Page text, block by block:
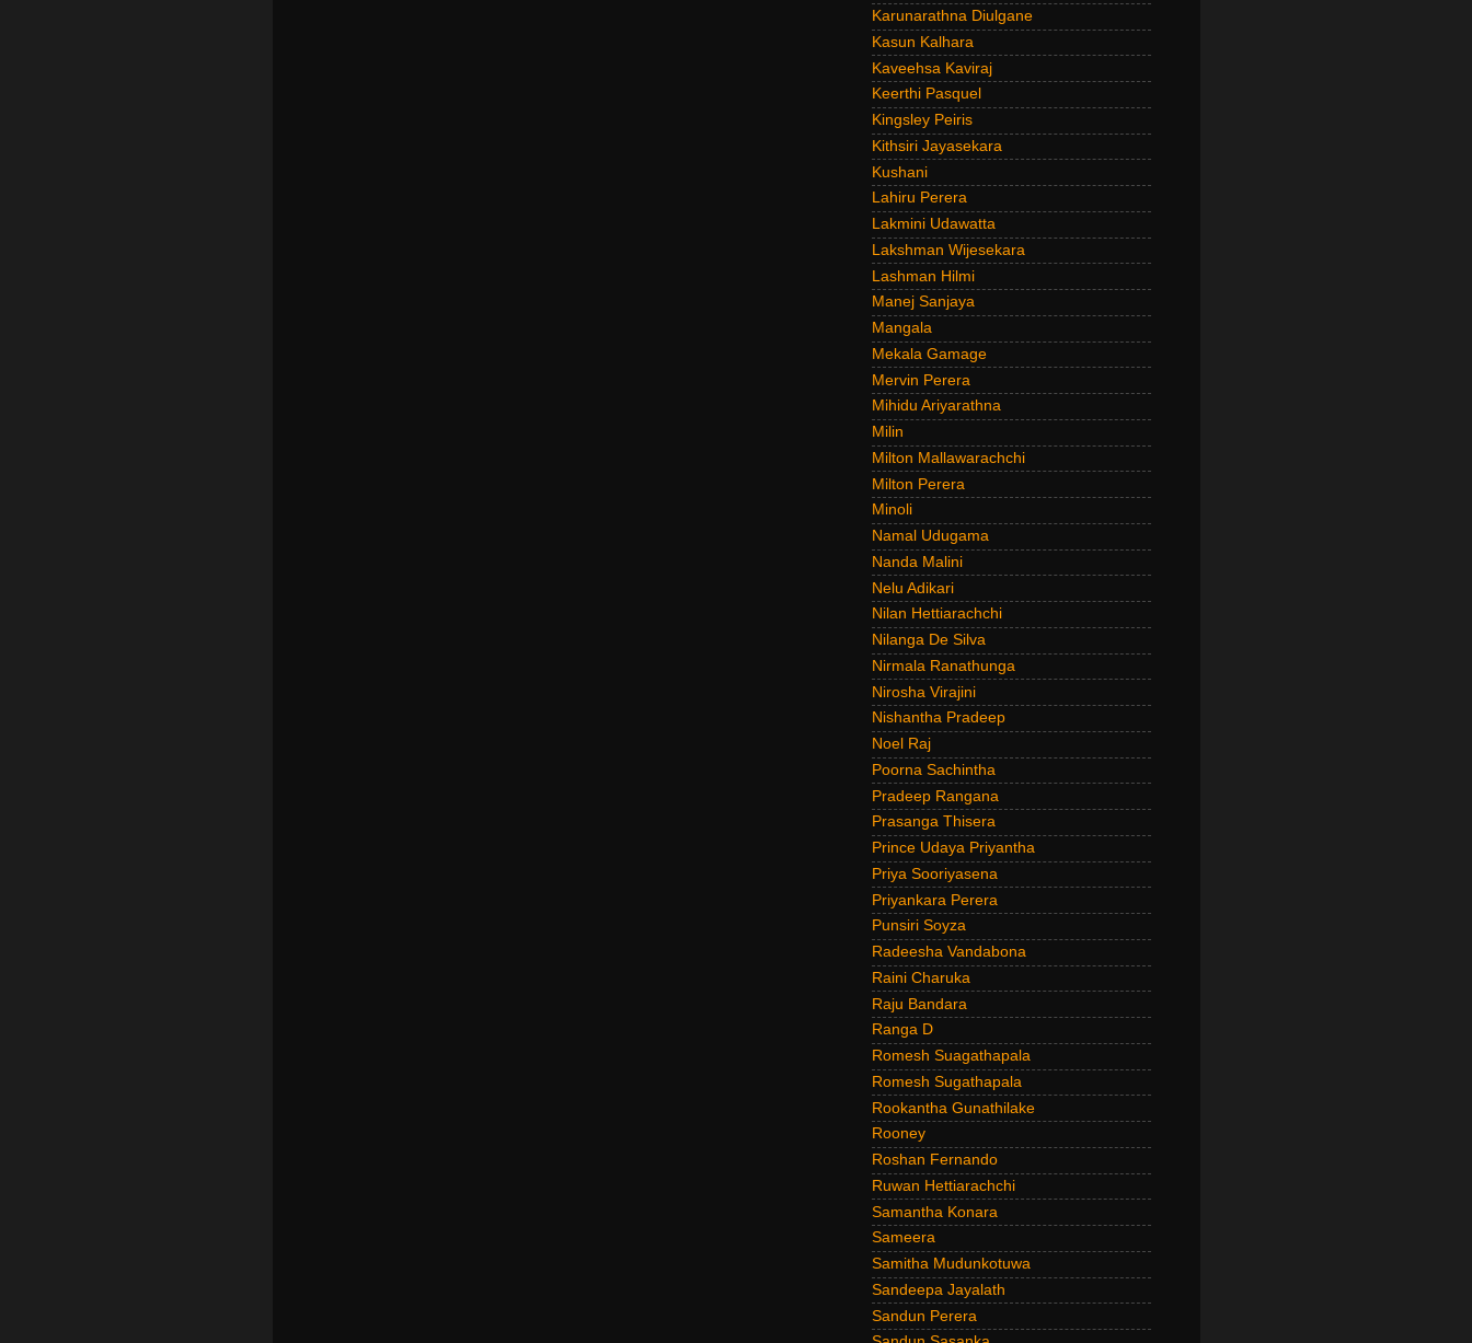
Karunarathna Diulgane
Kasun Kalhara
Kaveehsa Kaviraj
Keerthi Pasquel
Kingsley Peiris
Kithsiri Jayasekara
Kushani
Lahiru Perera
Lakmini Udawatta
Lakshman Wijesekara
Lashman Hilmi
Manej Sanjaya
Mangala
Mekala Gamage
Mervin Perera
Mihidu Ariyarathna
Milin
Milton Mallawarachchi
Milton Perera
Minoli
Namal Udugama
Nanda Malini
Nelu Adikari
Nilan Hettiarachchi
Nilanga De Silva
Nirmala Ranathunga
Nirosha Virajini
Nishantha Pradeep
Noel Raj
Poorna Sachintha
Pradeep Rangana
Prasanga Thisera
Prince Udaya Priyantha
Priya Sooriyasena
Priyankara Perera
Punsiri Soyza
Radeesha Vandabona
Raini Charuka
Raju Bandara
Ranga D
Romesh Suagathapala
Romesh Sugathapala
Rookantha Gunathilake
Rooney
Roshan Fernando
Ruwan Hettiarachchi
Samantha Konara
Sameera
Samitha Mudunkotuwa
Sandeepa Jayalath
Sandun Perera